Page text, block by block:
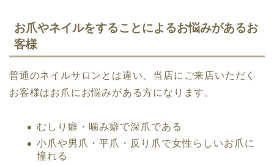
お爪やネイルをすることによるお悩みがあるお
客様
普通のネイルサロンとは違い、当店にご来店いただく
お客様はお爪にお悩みがある方になります。
むしり癖・噛み癖で深爪である
小爪や男爪・平爪・反り爪で女性らしいお爪に
憧れる